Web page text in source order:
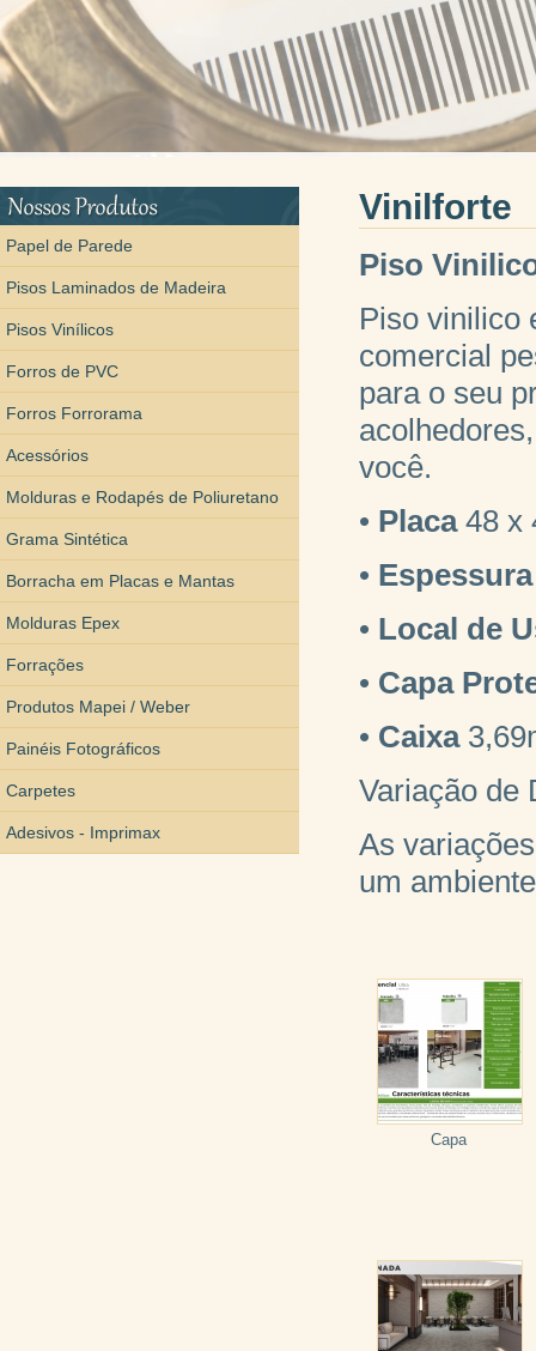
Boleto Falso
Papel de Parede
Pisos Laminados de Madeira
Pisos Vinílicos
Forros de PVC
Forros Forrorama
Acessórios
Molduras e Rodapés de Poliuretano
Grama Sintética
Borracha em Placas e Mantas
Molduras Epex
Forrações
Produtos Mapei / Weber
Painéis Fotográficos
Carpetes
Adesivos - Imprimax
Vinilforte
Piso
Piso vinilico
comercial
para o seu
você.
• Placa48 x
• Espessura
• Local de
• Capa
• Caixa
Variação de
As
um
Capa